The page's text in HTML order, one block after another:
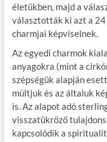
életükben, majd a
választották ki azt a
charmjai képviselnek.
Az egyedi charmok
anyagokra (mint a
szépségük alapján
múltjuk és az általuk
is. Az alapot adó
visszatükröző
kapcsolódik a